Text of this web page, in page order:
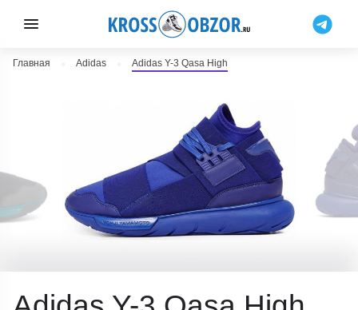
Главная Adidas Adidas Y-3 Qasa High